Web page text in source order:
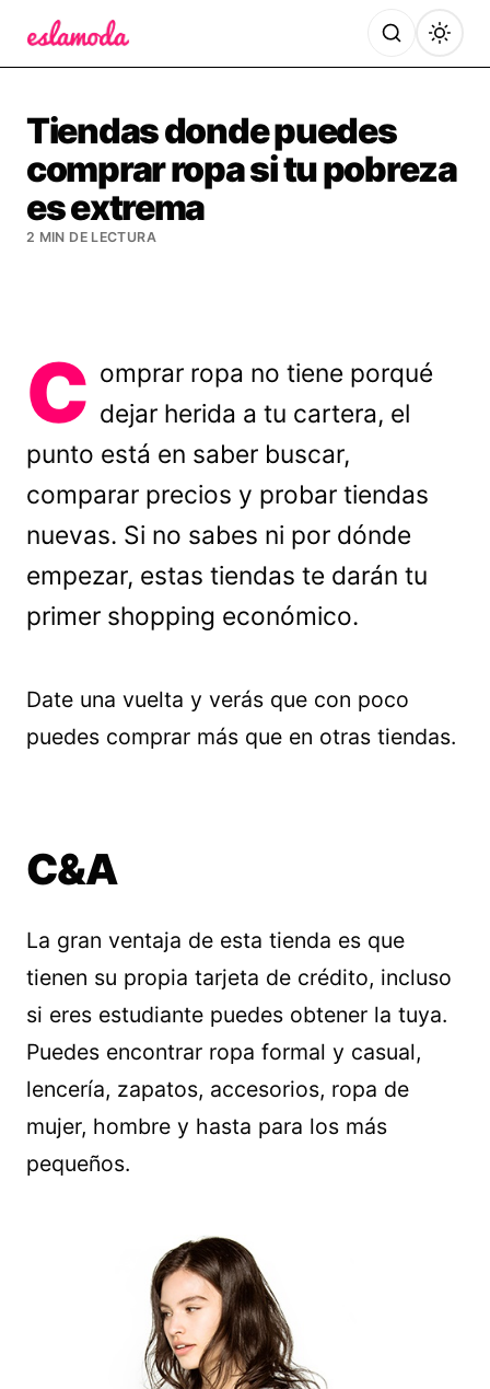
Tiendas donde puedes
comprar ropa si tu pobreza
es extrema
2 MIN DE LECTURA
C omprar ropa no tiene porqué
dejar herida a tu cartera, el
punto está en saber buscar,
comparar precios y probar tiendas
nuevas. Si no sabes ni por dónde
empezar, estas tiendas te darán tu
primer shopping económico.
Date una vuelta y verás que con poco
puedes comprar más que en otras tiendas.
C&A
La gran ventaja de esta tienda es que
tienen su propia tarjeta de crédito, incluso
si eres estudiante puedes obtener la tuya.
Puedes encontrar ropa formal y casual,
lencería, zapatos, accesorios, ropa de
mujer, hombre y hasta para los más
pequeños.